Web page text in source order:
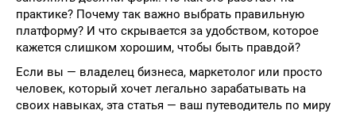
практике? Почему так важно выбрать правильную
платформу? И что скрывается за удобством, которое
кажется слишком хорошим, чтобы быть правдой?
Если вы — владелец бизнеса, маркетолог или просто
человек, который хочет легально зарабатывать на
своих навыках, эта статья — ваш путеводитель по миру